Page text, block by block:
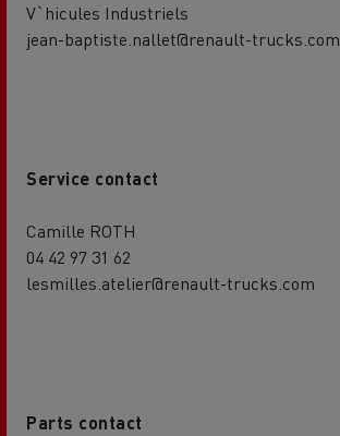
V`hicules Industriels
jean-baptiste.nallet@renault-trucks.com
Service contact
Camille ROTH
04 42 97 31 62
lesmilles.atelier@renault-trucks.com
Parts contact